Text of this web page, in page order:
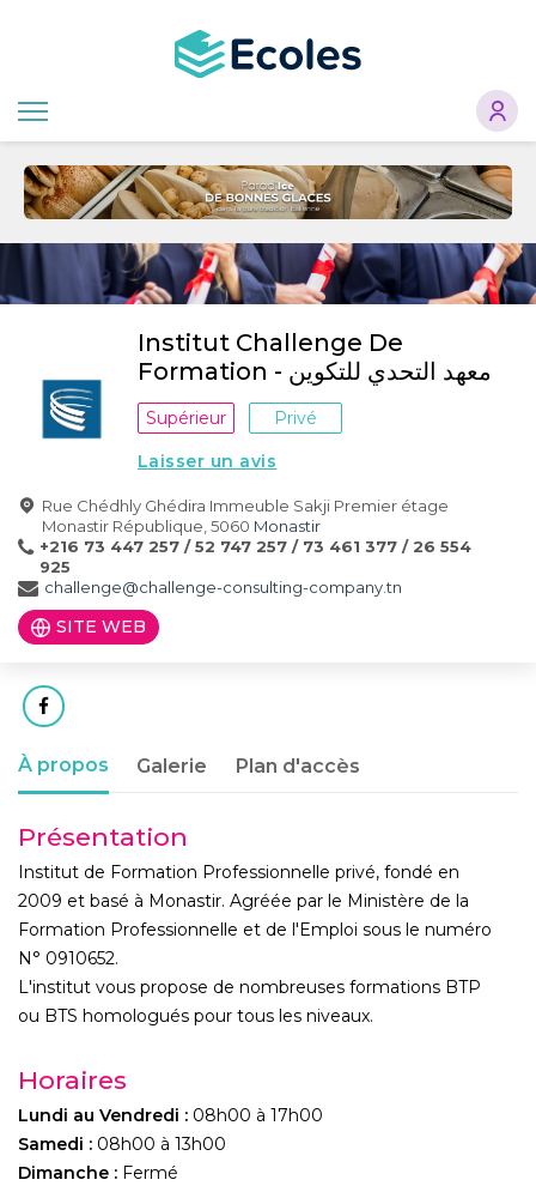
principal
Institut Challenge De
Formation - معهد التحدي للتكوين
Supérieur
Privé
Laisser un avis
Rue Chédhly Ghédira Immeuble Sakji Premier étage
Monastir République, 5060 Monastir
+216 73 447 257 / 52 747 257 / 73 461 377 / 26 554
925
challenge@challenge-consulting-company.tn
SITE WEB
À propos Galerie Plan d'accès
Présentation
Institut de Formation Professionnelle privé, fondé en
2009 et basé à Monastir. Agréée par le Ministère de la
Formation Professionnelle et de l'Emploi sous le numéro
N° 0910652.
L'institut vous propose de nombreuses formations BTP
ou BTS homologués pour tous les niveaux.
Horaires
Lundi au Vendredi : 08h00 à 17h00
Samedi : 08h00 à 13h00
Dimanche : Fermé